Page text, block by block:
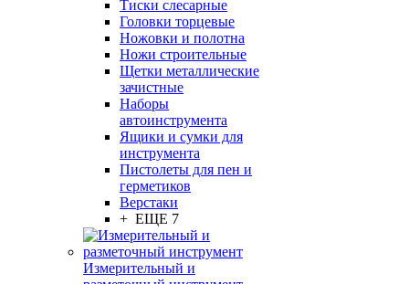
Тиски слесарные
Головки торцевые
Ножовки и полотна
Ножи строительные
Щетки металлические
зачистные
Наборы
автоинструмента
Ящики и сумки для
инструмента
Пистолеты для пен и
герметиков
Верстаки
+ ЕЩЕ 7
Измерительный и